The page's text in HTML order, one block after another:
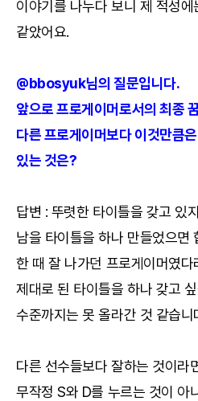
이야기를 나누다 보니 제 적성
같았어요.
@bbosyuk님의 질문입니다.
앞으로 프로게이머로서의 최종
다른 프로게이머보다 이것만큼
있는 것은?
답변 : 뚜렷한 타이틀을 갖고 있
남을 타이틀을 하나 만들었으면
한 때 잘 나가던 프로게이머였
제대로 된 타이틀을 하나 갖고
수준까지는 못 올라간 것 같습니
다른 선수들보다 잘하는 것이라
무작정 S와 D를 누르는 것이 아